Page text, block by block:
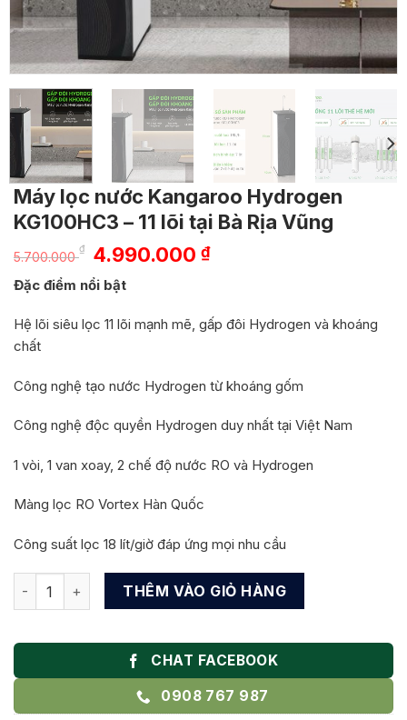
Máy lọc nước Kangaroo Hydrogen
KG100HC3 – 11 lõi tại Bà Rịa Vũng
5.700.000
₫
Giá
gốc
là:
5.700.000 ₫.
4.990.000₫Giá
là:
4.990.000 ₫.
Đặc điểm nổi bật
Hệ lõi siêu lọc 11 lõi mạnh mẽ, gấp đôi Hydrogen và khoáng
chất
Công nghệ tạo nước Hydrogen từ khoáng gốm
Công nghệ độc quyền Hydrogen duy nhất tại Việt Nam
1 vòi, 1 van xoay, 2 chế độ nước RO và Hydrogen
Màng lọc RO Vortex Hàn Quốc
Công suất lọc 18 lít/giờ đáp ứng mọi nhu cầu
Máy lọc nước Kangaroo Hydrogen KG100HC3 - 11 lõi tại Bà
THÊM VÀO GIỎ HÀNG
CHAT FACEBOOK
0908 767 987